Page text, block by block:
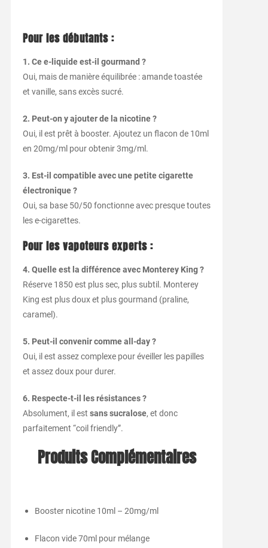
Pour les débutants :
1. Ce e-liquide est-il gourmand ?
Oui, mais de manière équilibrée : amande toastée
et vanille, sans excès sucré.
2. Peut-on y ajouter de la nicotine ?
Oui, il est prêt à booster. Ajoutez un flacon de 10ml
en 20mg/ml pour obtenir 3mg/ml.
3. Est-il compatible avec une petite cigarette
électronique ?
Oui, sa base 50/50 fonctionne avec presque toutes
les e-cigarettes.
Pour les vapoteurs experts :
4. Quelle est la différence avec Monterey King ?
Réserve 1850 est plus sec, plus subtil. Monterey
King est plus doux et plus gourmand (praline,
caramel).
5. Peut-il convenir comme all-day ?
Oui, il est assez complexe pour éveiller les papilles
et assez doux pour durer.
6. Respecte-t-il les résistances ?
Absolument, il est sans sucralose, et donc
parfaitement “coil friendly”.
Produits Complémentaires
Booster nicotine 10ml – 20mg/ml
Flacon vide 70ml pour mélange